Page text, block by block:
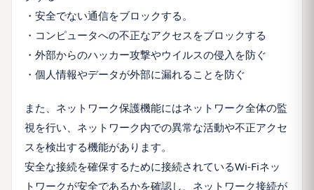
・安全でない通信をブロックする。
・コンピュータへの不正なアクセスをブロックする
・外部からのハッカー攻撃やウイルスの侵入を防ぐ
・個人情報やデータが外部に漏れることを防ぐ
また、ネットワーク保護機能にはネットワーク全体の監
視を行い、ネットワーク内での異常な活動や不正アクセ
スを検出する機能があります。
安全な接続を確保するために接続されているWi-Fiネッ
トワークが安全であるかを確認し、ネットワーク接続が